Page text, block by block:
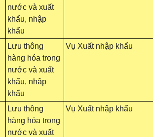
nước và xuất
khẩu, nhập
khẩu
Lưu thông
hàng hóa trong
nước và xuất
khẩu, nhập
khẩu
Vụ Xuất nhập khẩu
Lưu thông
hàng hóa trong
nước và xuất
Vụ Xuất nhập khẩu